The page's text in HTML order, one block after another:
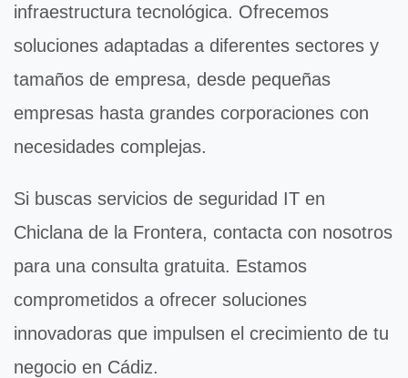
infraestructura tecnológica. Ofrecemos
soluciones adaptadas a diferentes sectores y
tamaños de empresa, desde pequeñas
empresas hasta grandes corporaciones con
necesidades complejas.
Si buscas servicios de seguridad IT en
Chiclana de la Frontera, contacta con nosotros
para una consulta gratuita. Estamos
comprometidos a ofrecer soluciones
innovadoras que impulsen el crecimiento de tu
negocio en Cádiz.